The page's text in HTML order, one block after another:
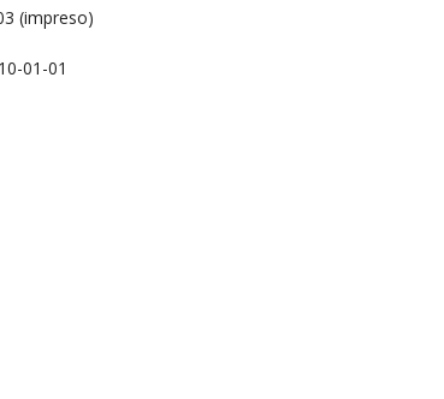
(impreso)
01-01